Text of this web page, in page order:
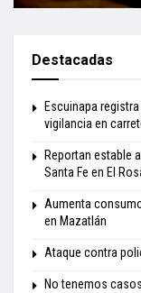
Destacadas
Escuinapa
vigilancia en
Reportan estable
Santa Fe en El
Aumenta
en Mazatlán
Ataque contra
No tenemos